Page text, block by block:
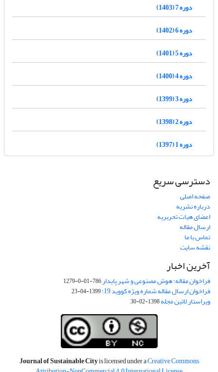
دوره 7 (1403)
دوره 6 (1402)
دوره 5 (1401)
دوره 4 (1400)
دوره 3 (1399)
دوره 2 (1398)
دوره 1 (1397)
دسترسی سریع
صفحه اصلی
درباره نشریه
اعضای هیات تحریریه
ارسال مقاله
تماس با ما
نقشه سایت
آخرین اخبار
فراخوان مقاله: هوش مصنوعی و شهر پایدار786-01-0-1279
فراخوان ارسال مقاله شماره ویژه کووید 19: 1399-04-23
ویراستار لاتین مجله1398-02-30
Journal of Sustainable Cityis licensed under aCreative Commons